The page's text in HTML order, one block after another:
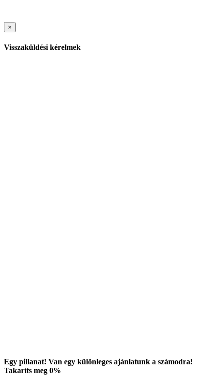
×
Visszaküldési kérelmek
Egy pillanat! Van egy különleges ajánlatunk a számodra!
Takaríts meg 0%